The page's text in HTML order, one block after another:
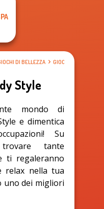
DI BELLEZZA GIOCHI DI VESTIRE
Style
mondo di
e dimentica
Su
tante
ti regaleranno
relax nella tua
uno dei migliori